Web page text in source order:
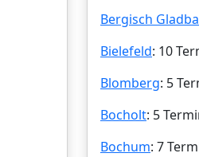
Bergisch
Bielefeld: 10
Blomberg: 5
Bocholt: 5
Bochum: 7